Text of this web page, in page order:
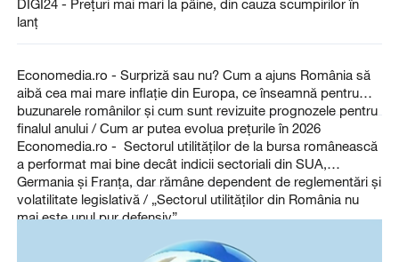
DIGI24 - Prețuri mai mari la pâine, din cauza scumpirilor în
lanț
Economedia.ro - Surpriză sau nu? Cum a ajuns România să
aibă cea mai mare inflație din Europa, ce înseamnă pentru
buzunarele românilor și cum sunt revizuite prognozele pentru
finalul anului / Cum ar putea evolua prețurile în 2026
Economedia.ro - Sectorul utilităților de la bursa românească
a performat mai bine decât indicii sectoriali din SUA,
Germania și Franța, dar rămâne dependent de reglementări și
volatilitate legislativă / „Sectorul utilităților din România nu
mai este unul pur defensiv”